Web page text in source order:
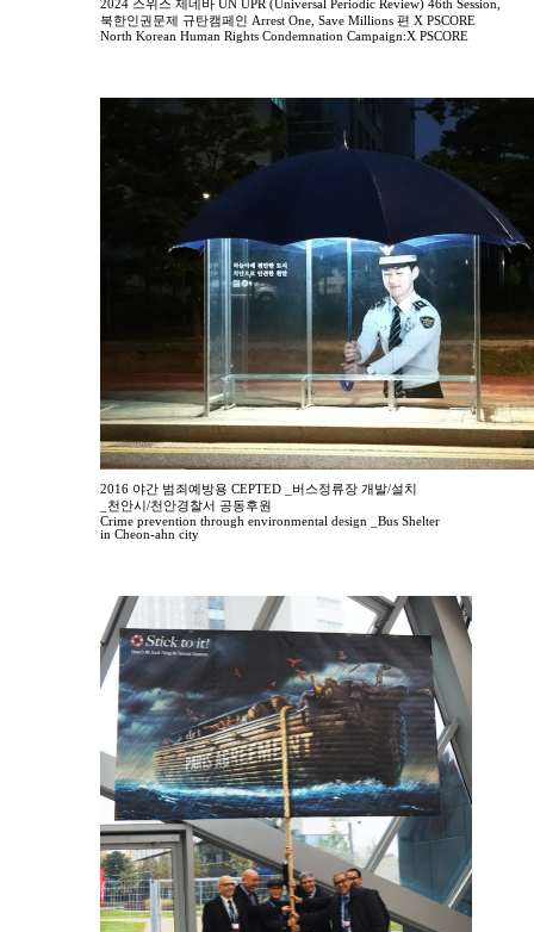
2024 스위스 제네바 UN UPR (Universal Periodic Review) 46th Session,
북한인권문제 규탄캠페인 Arrest One, Save Millions 편 X PSCORE
North Korean Human Rights Condemnation Campaign:X PSCORE
2016 야간 범죄예방용 CEPTED _버스정류장 개발/설치
_천안시/천안경찰서 공동후원
Crime prevention through environmental design _Bus Shelter
in Cheon-ahn city